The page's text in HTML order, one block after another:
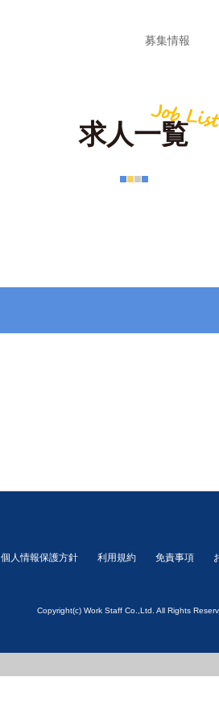
募集情報
求人一覧
個人情報保護方針 利用規約 免責事項
Copyright(c) Work Staff Co.,Ltd. All Rights